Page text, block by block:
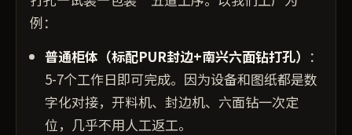
例：
普通柜体（标配PUR封边+南兴六面钻打孔） ：
5-7个工作日即可完成。因为设备和图纸都是数
字化对接，开料机、封边机、六面钻一次定
位，几乎不用人工返工。